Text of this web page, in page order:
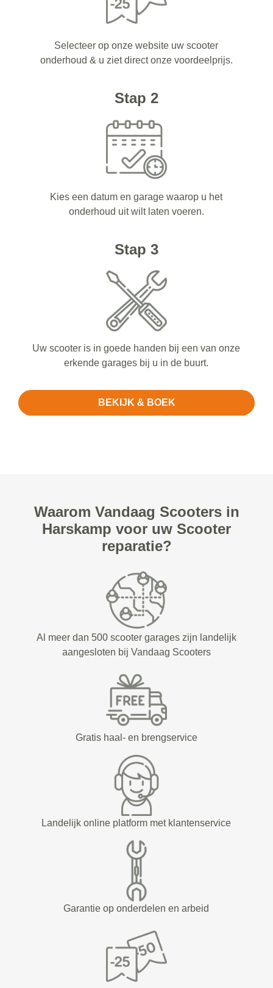
Selecteer op onze website uw scooter
onderhoud & u ziet direct onze voordeelprijs.
Stap 2
Kies een datum en garage waarop u het
onderhoud uit wilt laten voeren.
Stap 3
Uw scooter is in goede handen bij een van onze
erkende garages bij u in de buurt.
BEKIJK & BOEK
Waarom Vandaag Scooters in
Harskamp voor uw Scooter
reparatie?
Al meer dan 500 scooter garages zijn landelijk
aangesloten bij Vandaag Scooters
Gratis haal- en brengservice
Landelijk online platform met klantenservice
Garantie op onderdelen en arbeid